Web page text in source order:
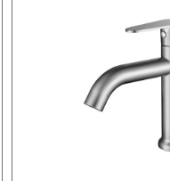
นนาวา กรุงเทพฯ 10120